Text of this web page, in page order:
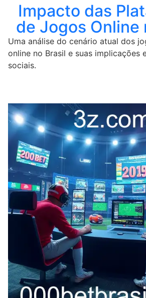
Impacto das
de Jogos Online
Uma análise do cenário atual dos
online no Brasil e suas implicações
sociais.